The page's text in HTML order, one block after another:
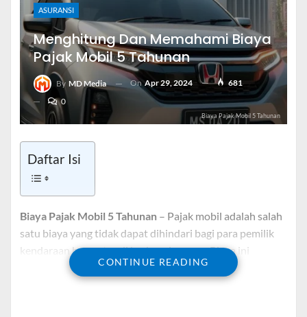
ASURANSI
Menghitung Dan Memahami Biaya
Pajak Mobil 5 Tahunan
By MD Media OnApr 29, 2024
681
0
Biaya Pajak Mobil 5 Tahunan
Daftar Isi
Biaya Pajak Mobil 5 Tahunan – Pajak mobil adalah salah
satu biaya yang tidak dapat dihindari bagi para pemilik
kendaraan bermotor di berbagai negara. Biaya ini
penting untuk mempertahankan infrastruktur jalan raya
dan layanan terkait lainnya.
CONTINUE READING